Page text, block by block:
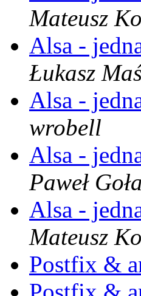
Mateusz
Alsa -
Łukasz
Alsa -
wrobell
Alsa -
Paweł
Alsa -
Mateusz
Postfix &